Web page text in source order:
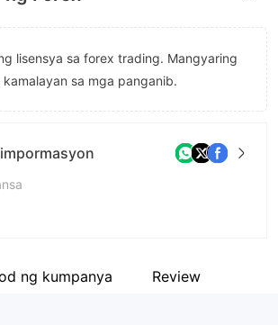
lisensya sa forex trading. Mangyaring
sa mga panganib.
ng kumpanya Review